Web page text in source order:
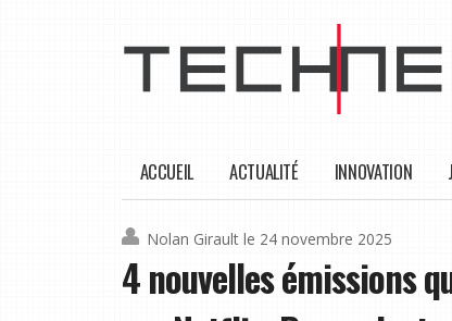
ACCUEIL ACTUALITÉ INNOVATION
Nolan Girault le 24 novembre 2025
4 nouvelles émissions